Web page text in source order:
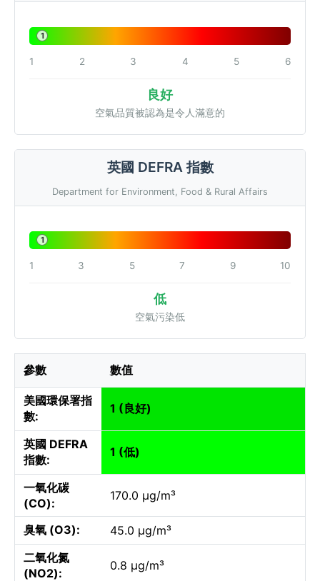
1
1 2 3 4 5 6
良好
空氣品質被認為是令人滿意的
英國 DEFRA 指數
Department for Environment, Food & Rural Affairs
1
1 3 5 7 9 10
低
空氣污染低
參數 數值
美國環保署指
數:
1 (良好)
英國 DEFRA
指數:
1 (低)
一氧化碳
(CO):
170.0 µg/m³
臭氧 (O3):
45.0 µg/m³
二氧化氮
(NO2):
0.8 µg/m³